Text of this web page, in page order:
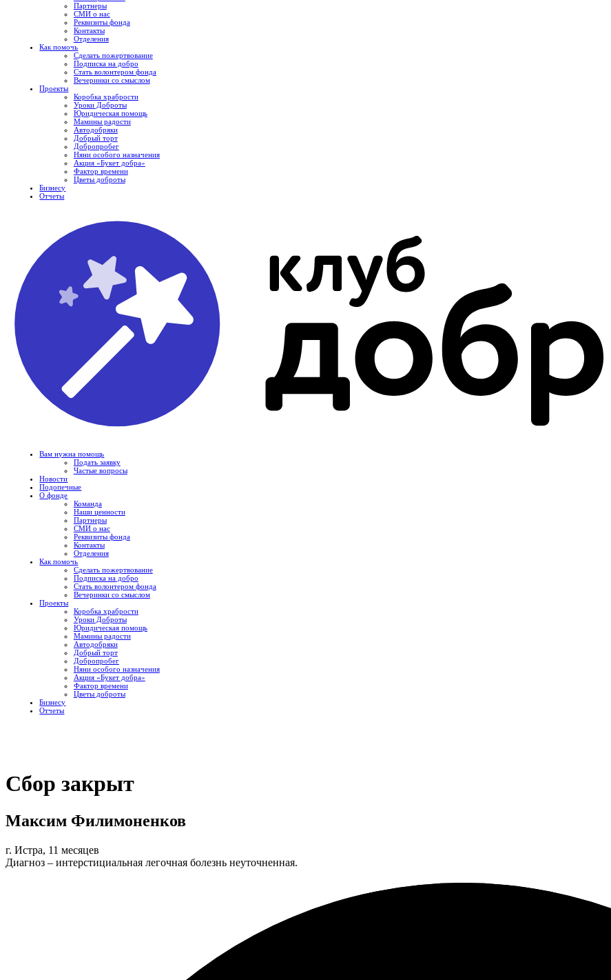
Партнеры
СМИ о нас
Реквизиты фонда
Контакты
Отделения
Как помочь
Сделать пожертвование
Подписка на добро
Стать волонтером фонда
Вечеринки со смыслом
Проекты
Коробка храбрости
Уроки Доброты
Юридическая помощь
Мамины радости
Автодобряки
Добрый торт
Добропробег
Няни особого назначения
Акция «Букет добра»
Фактор времени
Цветы доброты
Бизнесу
Отчеты
Вам нужна помощь
Подать заявку
Частые вопросы
Новости
Подопечные
О фонде
Команда
Наши ценности
Партнеры
СМИ о нас
Реквизиты фонда
Контакты
Отделения
Как помочь
Сделать пожертвование
Подписка на добро
Стать волонтером фонда
Вечеринки со смыслом
Проекты
Коробка храбрости
Уроки Доброты
Юридическая помощь
Мамины радости
Автодобряки
Добрый торт
Добропробег
Няни особого назначения
Акция «Букет добра»
Фактор времени
Цветы доброты
Бизнесу
Отчеты
Сбор закрыт
Максим Филимоненков
г. Истра, 11 месяцев
Диагноз – интерстициальная легочная болезнь неуточненная.